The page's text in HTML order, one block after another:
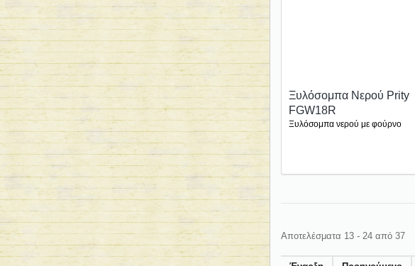
Ξυλόσομπα Νερού Prity
FGW18R
Ξυλόσομπα νερού με φούρνο
Αποτελέσματα 13 - 24 από 37